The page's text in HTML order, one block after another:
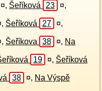
¤, Šeříková 23 ¤,
, Šeříková 27 ¤,
, Šeříkova 38 ¤, Na
19 ¤, Šeříková
38 ¤, Na Výspě